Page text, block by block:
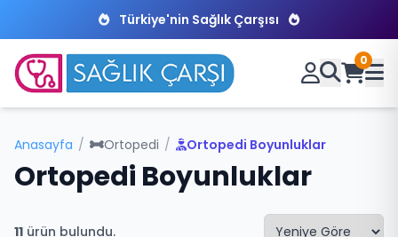
Türkiye'nin Sağlık Çarşısı
0
Anasayfa / Ortopedi / Ortopedi Boyunluklar
Ortopedi Boyunluklar
11 ürün bulundu.